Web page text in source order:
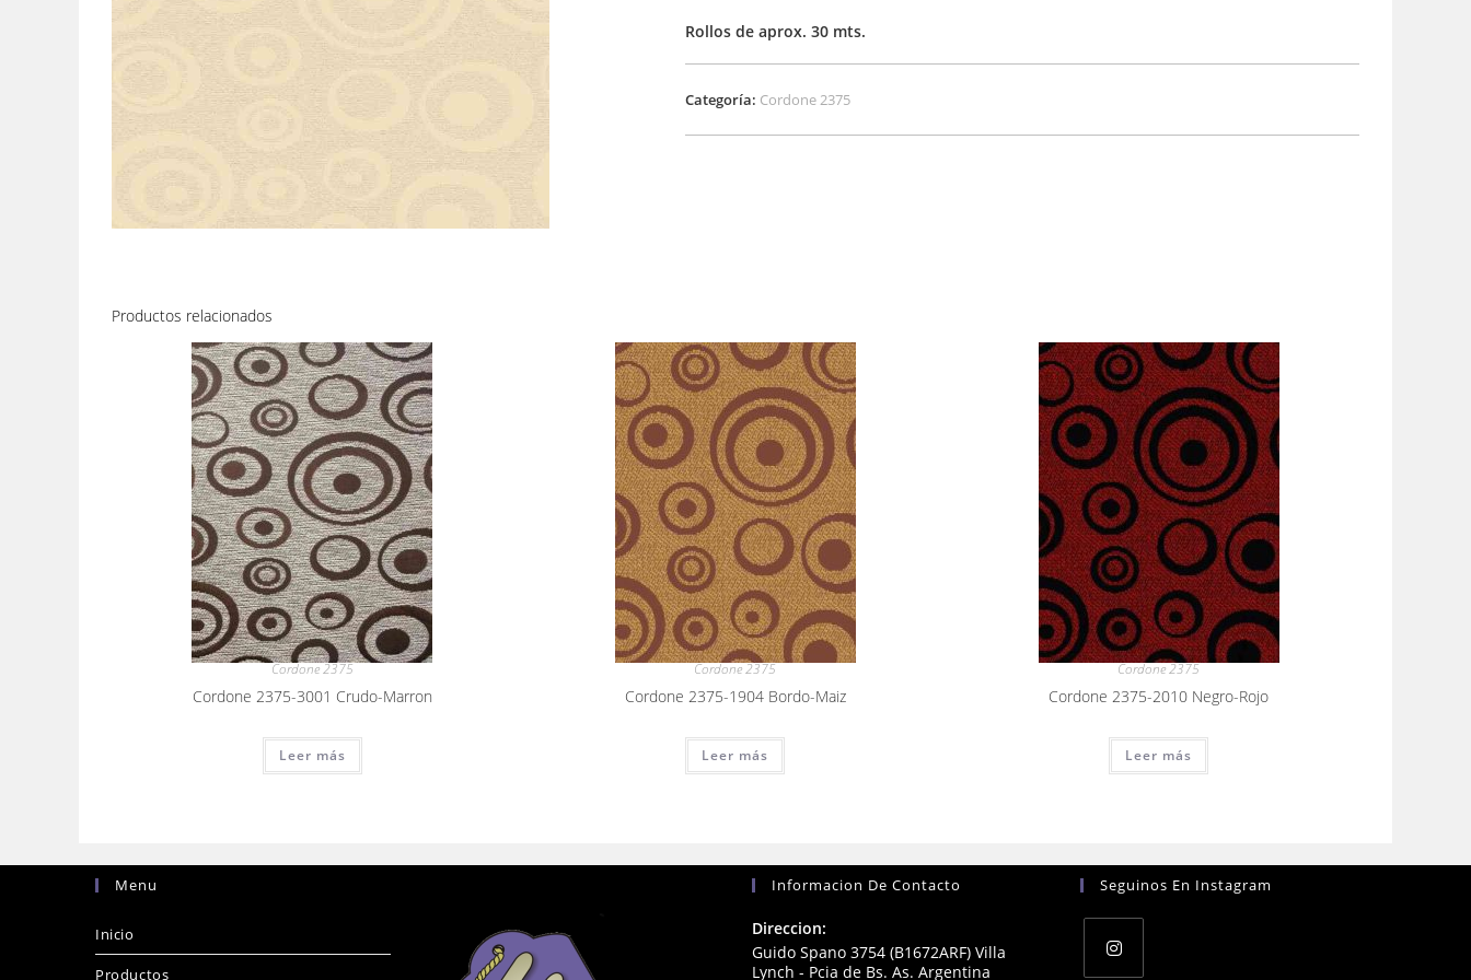
Rollos de aprox. 30 mts.
Categoría: Cordone 2375
Productos relacionados
Cordone 2375
Cordone 2375-3001 Crudo-Marron
Leer más
Cordone 2375
Cordone 2375-1904 Bordo-Maiz
Leer más
Cordone 2375
Cordone 2375-2010 Negro-Rojo
Leer más
Menu
Inicio
Productos
Informacion De Contacto
Direccion:
Guido Spano 3754 (B1672ARF) Villa
Lynch - Pcia de Bs. As. Argentina
Seguinos En Instagram